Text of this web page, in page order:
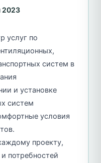
2023
услуг по
систем в
и установке
систем
условия
проекту,
потребностей